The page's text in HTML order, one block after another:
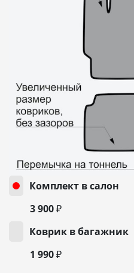
Комплект в салон
3 900 ₽
Коврик в багажник
1 990 ₽